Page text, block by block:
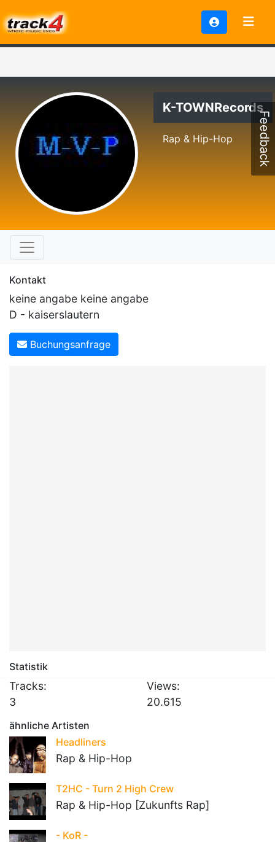
K-TOWNRecords
Rap & Hip-Hop
Kontakt
keine angabe keine angabe
D - kaiserslautern
Buchungsanfrage
Statistik
Tracks:
3
Views:
20.615
ähnliche Artisten
Headliners
Rap & Hip-Hop
T2HC - Turn 2 High Crew
Rap & Hip-Hop [Zukunfts Rap]
- KoR -
Feedback